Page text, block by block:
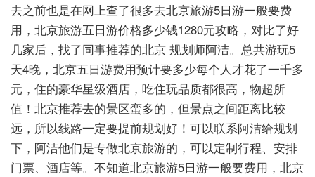
去之前也是在网上查了很多去北京旅游5日游一般要费
用，北京旅游五日游价格多少钱1280元攻略，对比了好
几家后，找了同事推荐的北京 规划师阿洁。总共游玩5
天4晚，北京五日游费用预计要多少每个人才花了一千多
元，住的豪华星级酒店，吃住玩品质都很高，物超所
值！北京推荐去的景区蛮多的，但景点之间距离比较
远，所以线路一定要提前规划好！可以联系阿洁给规划
下，阿洁他们是专做北京旅游的，可以定制行程、安排
门票、酒店等。不知道北京旅游5日游一般要费用，北京